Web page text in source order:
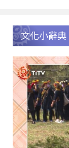
文化小辭典